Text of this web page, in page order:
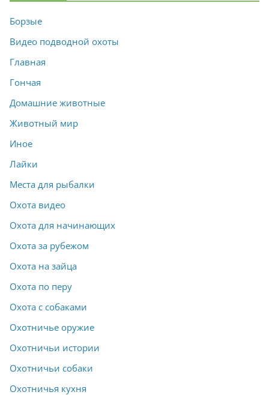
Борзые
Видео подводной охоты
Главная
Гончая
Домашние животные
Животный мир
Иное
Лайки
Места для рыбалки
Охота видео
Охота для начинающих
Охота за рубежом
Охота на зайца
Охота по перу
Охота с собаками
Охотничье оружие
Охотничьи истории
Охотничьи собаки
Охотничья кухня